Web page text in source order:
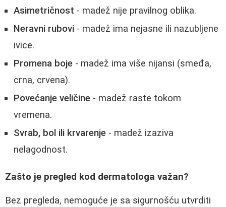
Asimetričnost - madež nije pravilnog oblika.
Neravni rubovi - madež ima nejasne ili nazubljene
ivice.
Promena boje - madež ima više nijansi (smeđa,
crna, crvena).
Povećanje veličine - madež raste tokom
vremena.
Svrab, bol ili krvarenje - madež izaziva
nelagodnost.
Zašto je pregled kod dermatologa važan?
Bez pregleda, nemoguće je sa sigurnošću utvrditi